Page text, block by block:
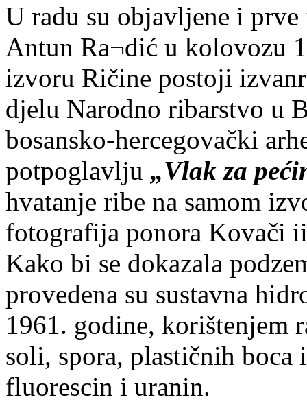
U radu su objavljene i
Antun Ra¬dić u kolovozu
izvoru Ričine postoji
djelu Narodno ribarstvo u
bosansko-hercegovački
potpoglavlju „Vlak za
hvatanje ribe na samom
fotografija ponora Kovači
Kako bi se dokazala
provedena su sustavna
1961. godine, korištenjem
soli, spora, plastičnih
fluorescin i uranin.